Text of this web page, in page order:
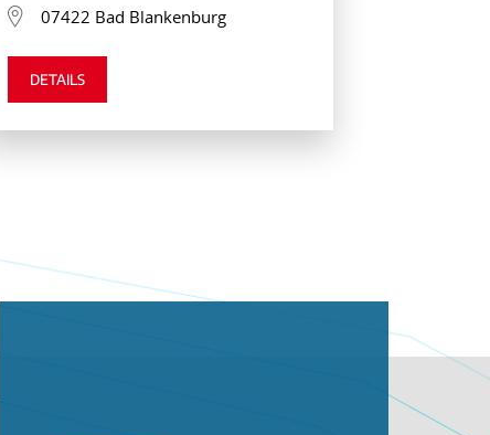
07422 Bad Blankenburg
DETAILS